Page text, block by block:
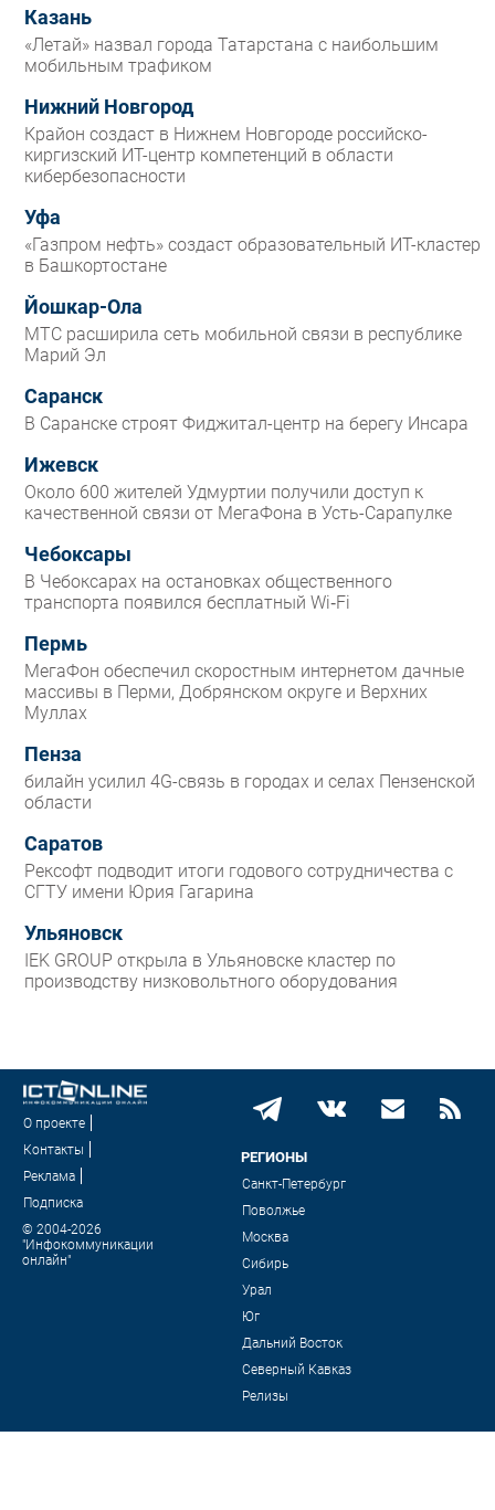
Казань
«Летай» назвал города Татарстана с наибольшим
мобильным трафиком
Нижний Новгород
Крайон создаст в Нижнем Новгороде российско-
киргизский ИТ-центр компетенций в области
кибербезопасности
Уфа
«Газпром нефть» создаст образовательный ИТ-кластер
в Башкортостане
Йошкар-Ола
МТС расширила сеть мобильной связи в республике
Марий Эл
Саранск
В Саранске строят Фиджитал-центр на берегу Инсара
Ижевск
Около 600 жителей Удмуртии получили доступ к
качественной связи от МегаФона в Усть-Сарапулке
Чебоксары
В Чебоксарах на остановках общественного
транспорта появился бесплатный Wi‑Fi
Пермь
МегаФон обеспечил скоростным интернетом дачные
массивы в Перми, Добрянском округе и Верхних
Муллах
Пенза
билайн усилил 4G-связь в городах и селах Пензенской
области
Саратов
Рексофт подводит итоги годового сотрудничества с
СГТУ имени Юрия Гагарина
Ульяновск
IEK GROUP открыла в Ульяновске кластер по
производству низковольтного оборудования
О проекте
Контакты
Реклама
Подписка
© 2004-2026
"Инфокоммуникации
онлайн"
РЕГИОНЫ
Санкт-Петербург
Поволжье
Москва
Сибирь
Урал
Юг
Дальний Восток
Северный Кавказ
Релизы